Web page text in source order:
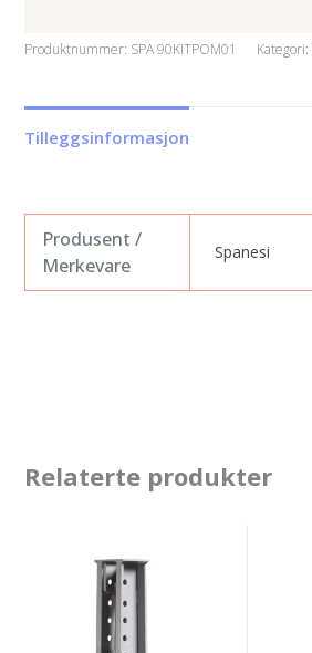
Produktnummer: SPA 90KITPOM01 Kategori:
Tilleggsinformasjon
Produsent /
Merkevare
Spanesi
Relaterte produkter
extension